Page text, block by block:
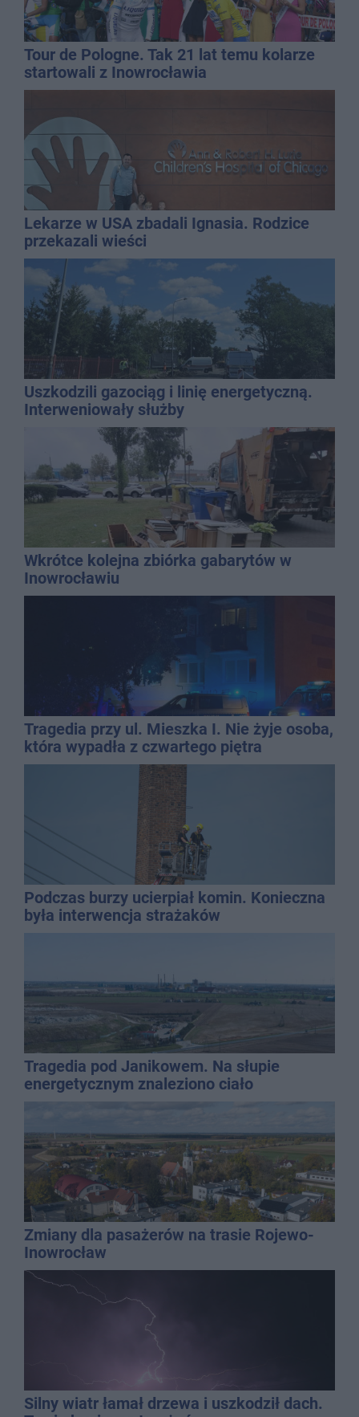
Tour de Pologne. Tak 21 lat temu kolarze
startowali z Inowrocławia
Lekarze w USA zbadali Ignasia. Rodzice
przekazali wieści
Uszkodzili gazociąg i linię energetyczną.
Interweniowały służby
Wkrótce kolejna zbiórka gabarytów w
Inowrocławiu
Tragedia przy ul. Mieszka I. Nie żyje osoba,
która wypadła z czwartego piętra
Podczas burzy ucierpiał komin. Konieczna
była interwencja strażaków
Tragedia pod Janikowem. Na słupie
energetycznym znaleziono ciało
mężczyzny
Zmiany dla pasażerów na trasie Rojewo-
Inowrocław
Silny wiatr łamał drzewa i uszkodził dach.